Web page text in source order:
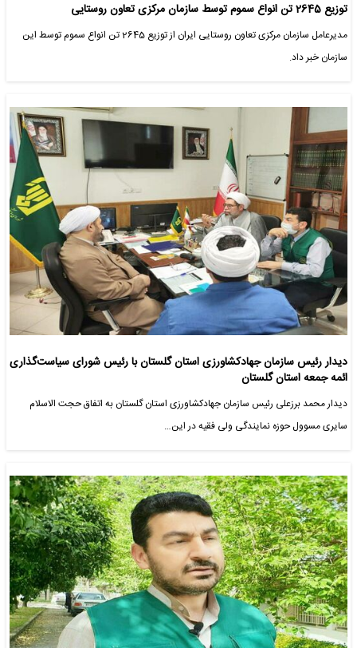
توزیع 2645 تن انواع سموم توسط سازمان مرکزی تعاون روستایی
مدیرعامل سازمان مرکزی تعاون روستایی ایران از توزیع 2645 تن انواع سموم توسط این
سازمان خبر داد.
دیدار رئیس سازمان جهادکشاورزی استان گلستان با رئیس شورای سیاست‌گذاری
ائمه جمعه استان گلستان
دیدار محمد برزعلی رئیس سازمان جهادکشاورزی استان گلستان به اتفاق حجت الاسلام
سایری مسوول حوزه نمایندگی ولی فقیه در این…